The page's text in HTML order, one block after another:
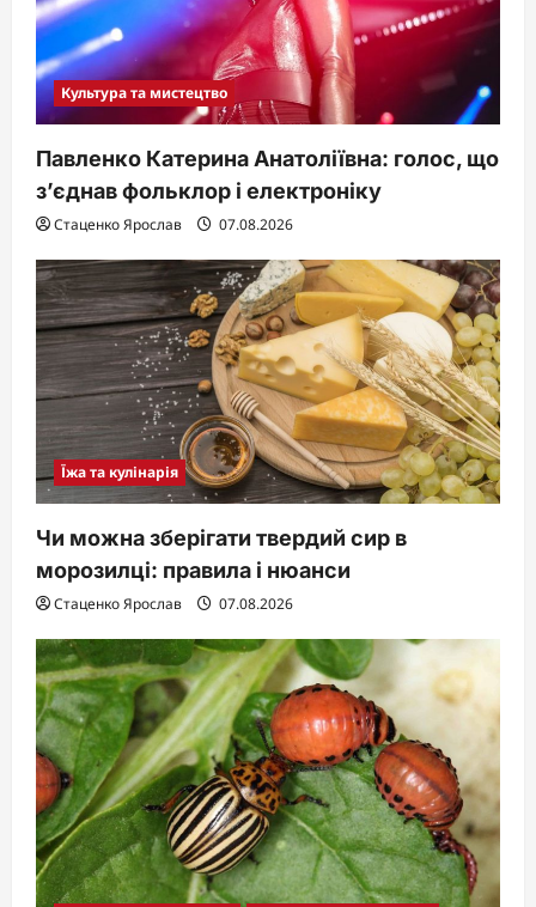
Культура та мистецтво
Павленко Катерина Анатоліївна: голос, що
з’єднав фольклор і електроніку
Стаценко Ярослав 07.08.2026
Їжа та кулінарія
Чи можна зберігати твердий сир в
морозилці: правила і нюанси
Стаценко Ярослав 07.08.2026